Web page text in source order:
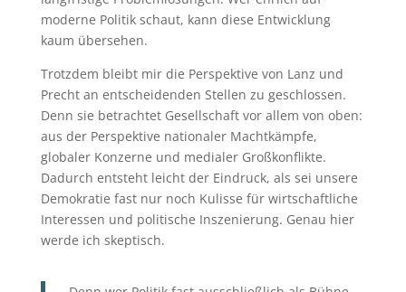
moderne Politik schaut, kann diese Entwicklung
kaum übersehen.
Trotzdem bleibt mir die Perspektive von Lanz und
Precht an entscheidenden Stellen zu geschlossen.
Denn sie betrachtet Gesellschaft vor allem von oben:
aus der Perspektive nationaler Machtkämpfe,
globaler Konzerne und medialer Großkonflikte.
Dadurch entsteht leicht der Eindruck, als sei unsere
Demokratie fast nur noch Kulisse für wirtschaftliche
Interessen und politische Inszenierung. Genau hier
werde ich skeptisch.